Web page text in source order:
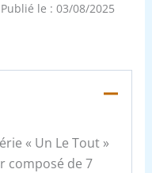
Publié le : 03/08/2025
« Un Le Tout »
composé de 7